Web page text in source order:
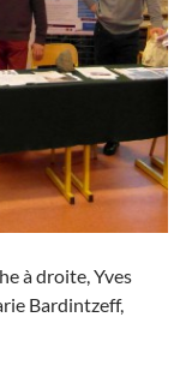
à droite, Yves
Bardintzeff,